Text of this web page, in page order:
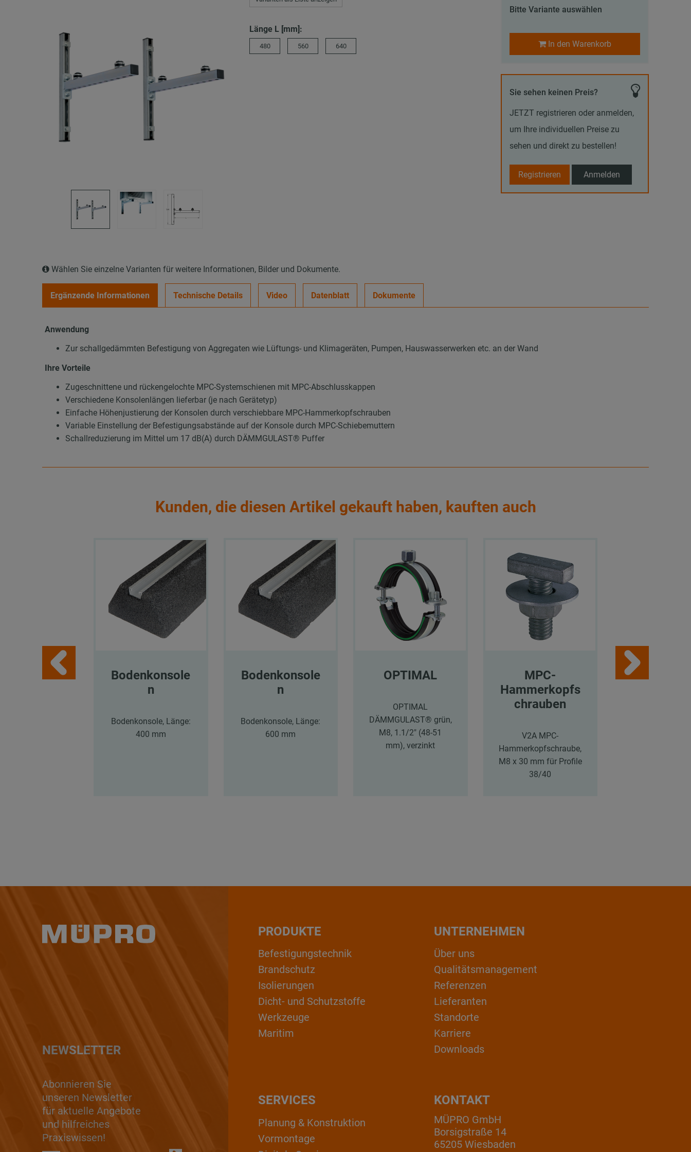
Länge L [mm]:
480 560 640
Bitte Variante auswählen
In den Warenkorb
Sie sehen keinen Preis?
JETZT registrieren oder anmelden,
um Ihre individuellen Preise zu
sehen und direkt zu bestellen!
Registrieren Anmelden
Wählen Sie einzelne Varianten für weitere Informationen, Bilder und Dokumente.
Ergänzende Informationen Technische Details Video Datenblatt Dokumente
Anwendung
Zur schallgedämmten Befestigung von Aggregaten wie Lüftungs- und Klimageräten, Pumpen, Hauswasserwerken etc. an der Wand
Ihre Vorteile
Zugeschnittene und rückengelochte MPC-Systemschienen mit MPC-Abschlusskappen
Verschiedene Konsolenlängen lieferbar (je nach Gerätetyp)
Einfache Höhenjustierung der Konsolen durch verschiebbare MPC-Hammerkopfschrauben
Variable Einstellung der Befestigungsabstände auf der Konsole durch MPC-Schiebemuttern
Schallreduzierung im Mittel um 17 dB(A) durch DÄMMGULAST® Puffer
Kunden, die diesen Artikel gekauft haben, kauften auch
Bodenkonsole
n
Bodenkonsole, Länge:
400 mm
Bodenkonsole
n
Bodenkonsole, Länge:
600 mm
OPTIMAL
OPTIMAL
DÄMMGULAST® grün,
M8, 1.1/2" (48-51
mm), verzinkt
MPC-
Hammerkopfs
chrauben
V2A MPC-
Hammerkopfschraube,
M8 x 30 mm für Profile
38/40
NEWSLETTER
Abonnieren Sie
unseren Newsletter
für aktuelle Angebote
und hilfreiches
Praxiswissen!
PRODUKTE
Befestigungstechnik
Brandschutz
Isolierungen
Dicht- und Schutzstoffe
Werkzeuge
Maritim
UNTERNEHMEN
Über uns
Qualitätsmanagement
Referenzen
Lieferanten
Standorte
Karriere
Downloads
KONTAKT
MÜPRO GmbH
Borsigstraße 14
65205 Wiesbaden
SERVICES
Planung & Konstruktion
Vormontage